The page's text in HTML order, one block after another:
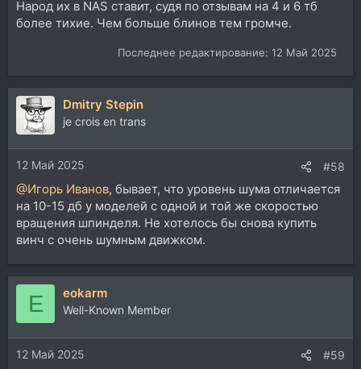
Народ их в NAS ставит, судя по отзывам на 4 и 6 тб
более тихие. Чем больше блинов тем громче.
Последнее редактирование: 12 Май 2025
Dmitry Stepin
je crois en trans
12 Май 2025 #58
@Игорь Иванов, бывает, что уровень шума отличается
на 10-15 дб у моделей с одной и той же скоростью
вращения шпинделя. Не хотелось бы снова купить
винч с очень шумным движком.
E eokarm
Well-Known Member
12 Май 2025 #59